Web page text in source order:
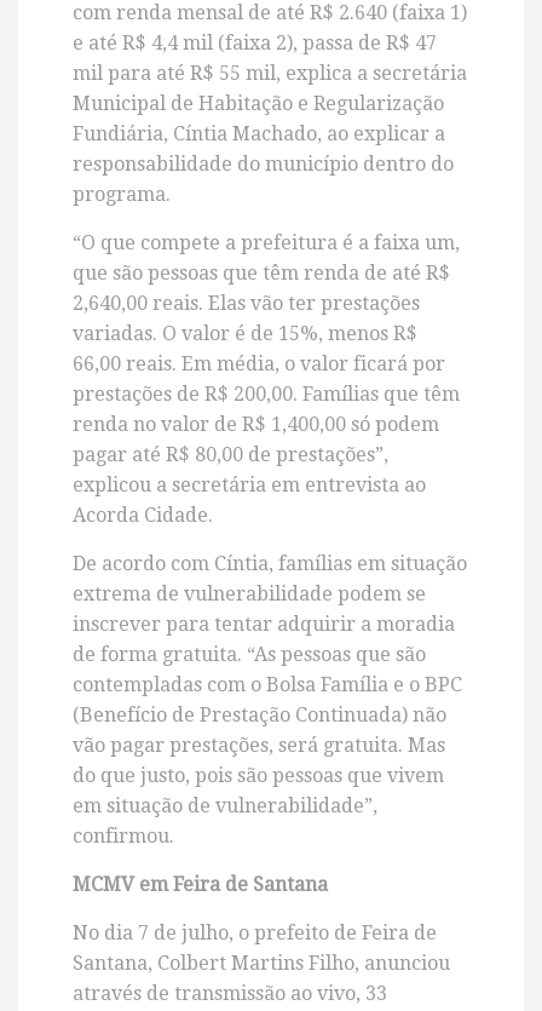
com renda mensal de até R$ 2.640 (faixa 1)
e até R$ 4,4 mil (faixa 2), passa de R$ 47
mil para até R$ 55 mil, explica a secretária
Municipal de Habitação e Regularização
Fundiária, Cíntia Machado, ao explicar a
responsabilidade do município dentro do
programa.
“O que compete a prefeitura é a faixa um,
que são pessoas que têm renda de até R$
2,640,00 reais. Elas vão ter prestações
variadas. O valor é de 15%, menos R$
66,00 reais. Em média, o valor ficará por
prestações de R$ 200,00. Famílias que têm
renda no valor de R$ 1,400,00 só podem
pagar até R$ 80,00 de prestações”,
explicou a secretária em entrevista ao
Acorda Cidade.
De acordo com Cíntia, famílias em situação
extrema de vulnerabilidade podem se
inscrever para tentar adquirir a moradia
de forma gratuita. “As pessoas que são
contempladas com o Bolsa Família e o BPC
(Benefício de Prestação Continuada) não
vão pagar prestações, será gratuita. Mas
do que justo, pois são pessoas que vivem
em situação de vulnerabilidade”,
confirmou.
MCMV em Feira de Santana
No dia 7 de julho, o prefeito de Feira de
Santana, Colbert Martins Filho, anunciou
através de transmissão ao vivo, 33